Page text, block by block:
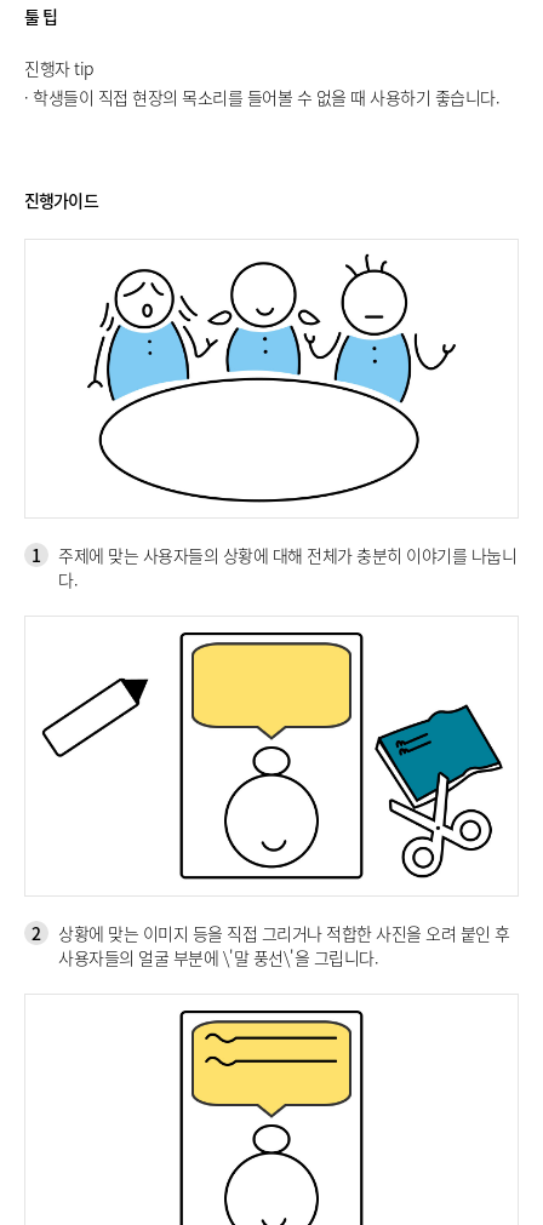
툴 팁
진행자 tip
· 학생들이 직접 현장의 목소리를 들어볼 수 없을 때 사용하기 좋습니다.
진행가이드
1
주제에 맞는 사용자들의 상황에 대해 전체가 충분히 이야기를 나눕니
다.
2
상황에 맞는 이미지 등을 직접 그리거나 적합한 사진을 오려 붙인 후
사용자들의 얼굴 부분에 \'말 풍선\'을 그립니다.